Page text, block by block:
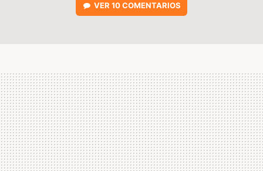
VER 10 COMENTARIOS